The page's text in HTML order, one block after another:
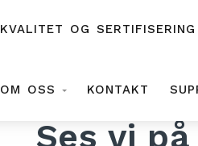
KVALITET OG SERTIFISERING
OM OSS KONTAKT
Ses vi